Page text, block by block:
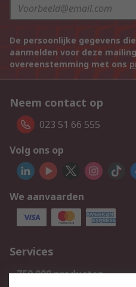
De persoonlijke gegevens
aanmelden voor deze
overeenstemming met ons
Neem contact op
023 51 66 555
Volg ons op
We aanvaarden
Services
750.000 producten